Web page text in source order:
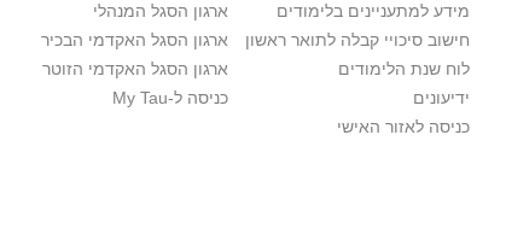
מידע למתעניינים בלימודים
חישוב סיכויי קבלה לתואר ראשון
לוח שנת הלימודים
ידיעונים
כניסה לאזור האישי
ארגון הסגל המנהלי
ארגון הסגל האקדמי הבכיר
ארגון הסגל האקדמי הזוטר
כניסה ל-My Tau